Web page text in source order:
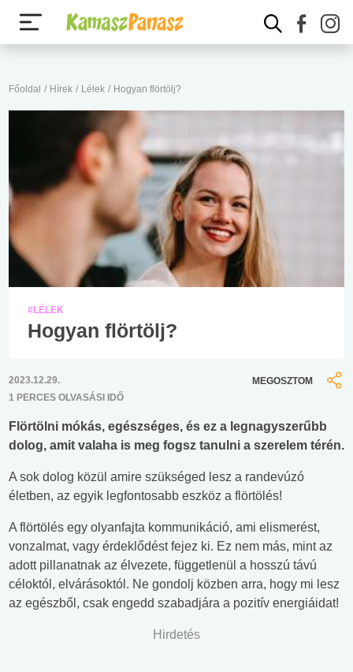
Főoldal / Hírek / Lélek / Hogyan flörtölj?
#LÉLEK
Hogyan flörtölj?
2023.12.29.
1 PERCES OLVASÁSI IDŐ
MEGOSZTOM
Flörtölni mókás, egészséges, és ez a legnagyszerűbb
dolog, amit valaha is meg fogsz tanulni a szerelem térén.
A sok dolog közül amire szükséged lesz a randevúzó
életben, az egyik legfontosabb eszköz a flörtölés!
A flörtölés egy olyanfajta kommunikáció, ami elismerést,
vonzalmat, vagy érdeklődést fejez ki. Ez nem más, mint az
adott pillanatnak az élvezete, függetlenül a hosszú távú
céloktól, elvárásoktól. Ne gondolj közben arra, hogy mi lesz
az egészből, csak engedd szabadjára a pozitív energiáidat!
Hirdetés